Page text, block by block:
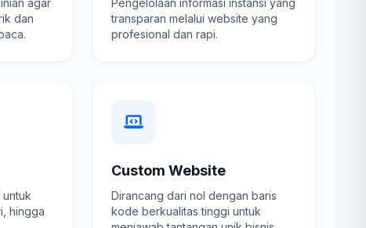
agar
dan
Pengelolaan informasi instansi yang
transparan melalui website yang
profesional dan rapi.
untuk
hingga
Custom Website
Dirancang dari nol dengan baris
kode berkualitas tinggi untuk